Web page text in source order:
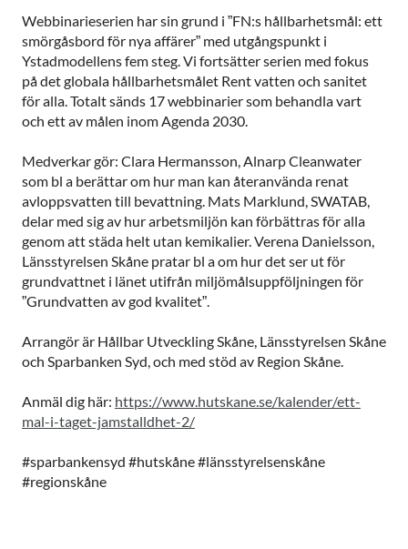
Webbinarieserien har sin grund i ”FN:s hållbarhetsmål: ett
smörgåsbord för nya affärer” med utgångspunkt i
Ystadmodellens fem steg. Vi fortsätter serien med fokus
på det globala hållbarhetsmålet Rent vatten och sanitet
för alla. Totalt sänds 17 webbinarier som behandla vart
och ett av målen inom Agenda 2030.
Medverkar gör: Clara Hermansson, Alnarp Cleanwater
som bl a berättar om hur man kan återanvända renat
avloppsvatten till bevattning. Mats Marklund, SWATAB,
delar med sig av hur arbetsmiljön kan förbättras för alla
genom att städa helt utan kemikalier. Verena Danielsson,
Länsstyrelsen Skåne pratar bl a om hur det ser ut för
grundvattnet i länet utifrån miljömålsuppföljningen för
”Grundvatten av god kvalitet”.
Arrangör är Hållbar Utveckling Skåne, Länsstyrelsen Skåne
och Sparbanken Syd, och med stöd av Region Skåne.
Anmäl dig här: https://www.hutskane.se/kalender/ett-
mal-i-taget-jamstalldhet-2/
#sparbankensyd #hutskåne #länsstyrelsenskåne
#regionskåne